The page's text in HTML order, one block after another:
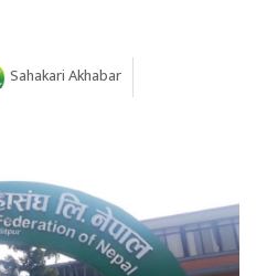
Sahakari Akhabar